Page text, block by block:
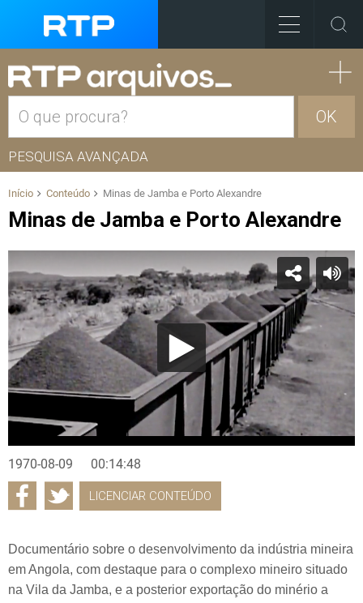
OK
PESQUISA AVANÇADA
Início Conteúdo Minas de Jamba e Porto Alexandre
Minas de Jamba e Porto Alexandre
1970-08-09 00:14:48
LICENCIAR CONTEÚDO
Documentário sobre o desenvolvimento da indústria mineira
em Angola, com destaque para o complexo mineiro situado
na Vila da Jamba, e a posterior exportação do minério a